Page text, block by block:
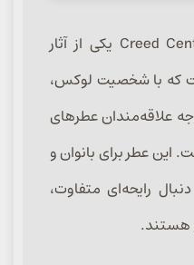
رایحه الهام‌گرفته از Creed Centaurus یکی از آثار
که با شخصیت لوکس،
علاقه‌مندان عطرهای
این عطر برای بانوان و
رایحه‌ای متفاوت،
هستند.